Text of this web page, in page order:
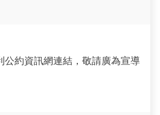
區
公約資訊網連結，敬請廣為宣導